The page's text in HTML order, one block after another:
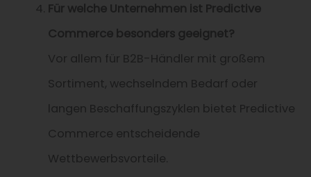
Für welche Unternehmen ist Predictive
Commerce besonders geeignet?
Vor allem für B2B-Händler mit großem
Sortiment, wechselndem Bedarf oder
langen Beschaffungszyklen bietet Predictive
Commerce entscheidende
Wettbewerbsvorteile.